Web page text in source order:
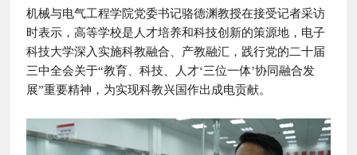
机械与电气工程学院党委书记骆德渊教授在接受记者采访
时表示，高等学校是人才培养和科技创新的策源地，电子
科技大学深入实施科教融合、产教融汇，践行党的二十届
三中全会关于“教育、科技、人才‘三位一体’协同融合发
展”重要精神，为实现科教兴国作出成电贡献。